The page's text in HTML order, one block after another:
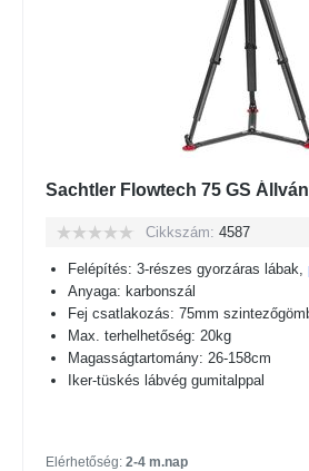
Sachtler Flowtech 75 GS
Cikkszám: 4587
Felépítés: 3-részes gyorzáras lábak,
Anyaga: karbonszál
Fej csatlakozás: 75mm
Max. terhelhetőség: 20kg
Magasságtartomány: 26-158cm
Iker-tüskés lábvég gumitalppal
Elérhetőség: 2-4 m.nap